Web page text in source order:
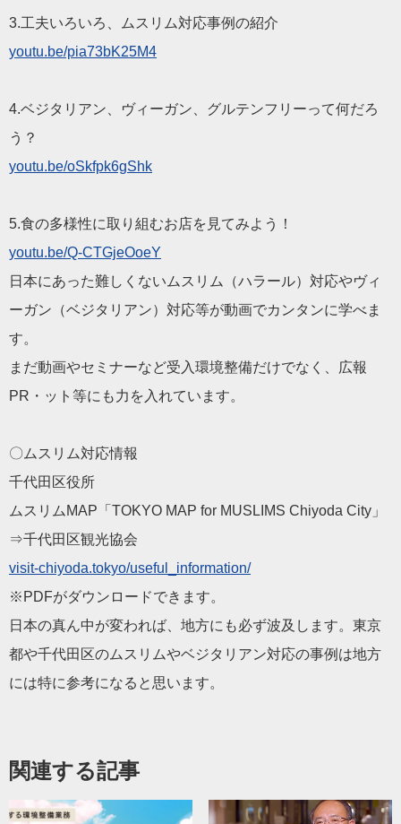
3.工夫いろいろ、ムスリム対応事例の紹介
youtu.be/pia73bK25M4
4.ベジタリアン、ヴィーガン、グルテンフリーって何だろ
う？
youtu.be/oSkfpk6gShk
5.食の多様性に取り組むお店を見てみよう！
youtu.be/Q-CTGjeOoeY
日本にあった難しくないムスリム（ハラール）対応やヴィ
ーガン（ベジタリアン）対応等が動画でカンタンに学べま
す。
まだ動画やセミナーなど受入環境整備だけでなく、広報
PR・ット等にも力を入れています。
〇ムスリム対応情報
千代田区役所
ムスリムMAP「TOKYO MAP for MUSLIMS Chiyoda City」
⇒千代田区観光協会
visit-chiyoda.tokyo/useful_information/
※PDFがダウンロードできます。
日本の真ん中が変われば、地方にも必ず波及します。東京
都や千代田区のムスリムやベジタリアン対応の事例は地方
には特に参考になると思います。
関連する記事